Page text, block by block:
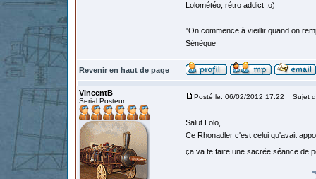
Lolométéo, rétro addict ;o)
"On commence à vieillir quand on
Sénèque
Revenir en haut de page
VincentB
Serial Posteur
Posté le: 06/02/2012 17:22 Sujet
Salut Lolo,
Ce Rhonadler c'est celui qu'avait
ça va te faire une sacrée séance de